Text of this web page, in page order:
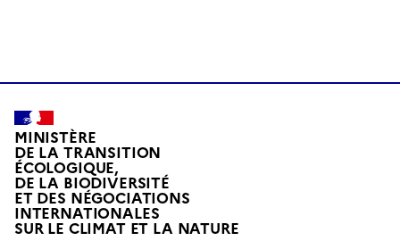
MINISTÈRE
DE LA TRANSITION
ÉCOLOGIQUE,
DE LA BIODIVERSITÉ
ET DES NÉGOCIATIONS
INTERNATIONALES
SUR LE CLIMAT ET LA NATUREL